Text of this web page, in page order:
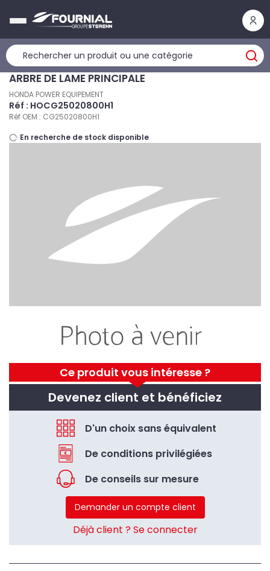
Ce produit vous intéresse ?
Devenez client et bénéficiez
D'un choix sans équivalent
De conditions privilégiées
De conseils sur mesure
Demander un compte client
Déjà client ? Se connecter
ARBRE DE LAME PRINCIPALE
HONDA POWER EQUIPEMENT
Réf : HOCG25020800H1
Réf OEM : CG25020800H1
En recherche de stock disponible